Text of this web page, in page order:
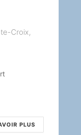
Croix,
PLUS